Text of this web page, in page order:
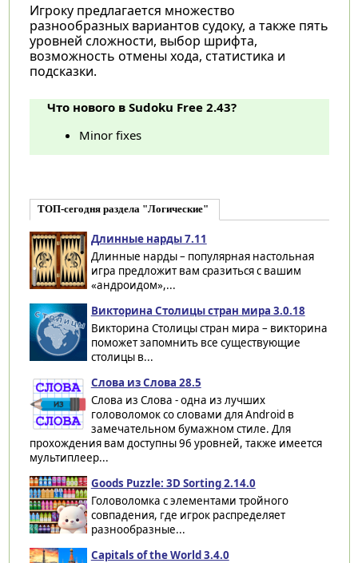
Игроку предлагается множество
разнообразных вариантов судоку, а также пять
уровней сложности, выбор шрифта,
возможность отмены хода, статистика и
подсказки.
Что нового в Sudoku Free 2.43?
Minor fixes
ТОП-сегодня раздела "Логические"
Длинные нарды 7.11
Длинные нарды – популярная настольная
игра предложит вам сразиться с вашим
«андроидом»,...
Викторина Столицы стран мира 3.0.18
Викторина Столицы стран мира – викторина
поможет запомнить все существующие
столицы в...
Слова из Слова 28.5
Слова из Слова - одна из лучших
головоломок со словами для Android в
замечательном бумажном стиле. Для
прохождения вам доступны 96 уровней, также имеется
мультиплеер...
Goods Puzzle: 3D Sorting 2.14.0
Головоломка с элементами тройного
совпадения, где игрок распределяет
разнообразные...
Capitals of the World 3.4.0